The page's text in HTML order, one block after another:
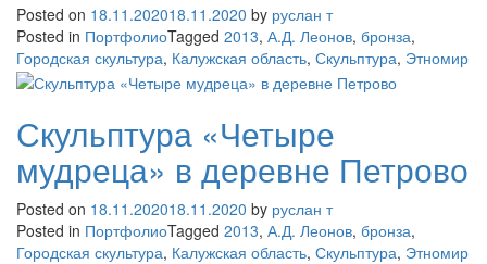
Posted on 18.11.202018.11.2020 by руслан т
Posted in ПортфолиоTagged 2013, А.Д. Леонов, бронза,
Городская скультура, Калужская область, Скульптура, Этномир
Скульптура «Четыре
мудреца» в деревне Петрово
Posted on 18.11.202018.11.2020 by руслан т
Posted in ПортфолиоTagged 2013, А.Д. Леонов, бронза,
Городская скультура, Калужская область, Скульптура, Этномир